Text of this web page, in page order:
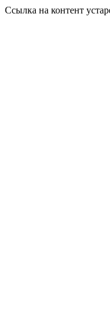
Ссылка на контент